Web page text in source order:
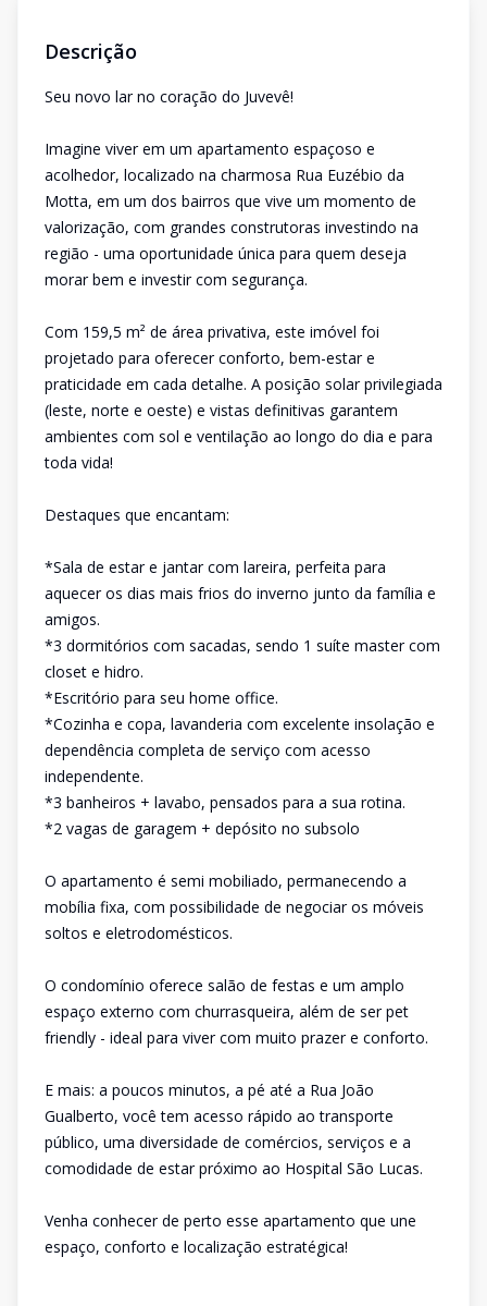
Descrição
Seu novo lar no coração do Juvevê!
Imagine viver em um apartamento espaçoso e
acolhedor, localizado na charmosa Rua Euzébio da
Motta, em um dos bairros que vive um momento de
valorização, com grandes construtoras investindo na
região - uma oportunidade única para quem deseja
morar bem e investir com segurança.
Com 159,5 m² de área privativa, este imóvel foi
projetado para oferecer conforto, bem-estar e
praticidade em cada detalhe. A posição solar privilegiada
(leste, norte e oeste) e vistas definitivas garantem
ambientes com sol e ventilação ao longo do dia e para
toda vida!
Destaques que encantam:
*Sala de estar e jantar com lareira, perfeita para
aquecer os dias mais frios do inverno junto da família e
amigos.
*3 dormitórios com sacadas, sendo 1 suíte master com
closet e hidro.
*Escritório para seu home office.
*Cozinha e copa, lavanderia com excelente insolação e
dependência completa de serviço com acesso
independente.
*3 banheiros + lavabo, pensados para a sua rotina.
*2 vagas de garagem + depósito no subsolo
O apartamento é semi mobiliado, permanecendo a
mobília fixa, com possibilidade de negociar os móveis
soltos e eletrodomésticos.
O condomínio oferece salão de festas e um amplo
espaço externo com churrasqueira, além de ser pet
friendly - ideal para viver com muito prazer e conforto.
E mais: a poucos minutos, a pé até a Rua João
Gualberto, você tem acesso rápido ao transporte
público, uma diversidade de comércios, serviços e a
comodidade de estar próximo ao Hospital São Lucas.
Venha conhecer de perto esse apartamento que une
espaço, conforto e localização estratégica!